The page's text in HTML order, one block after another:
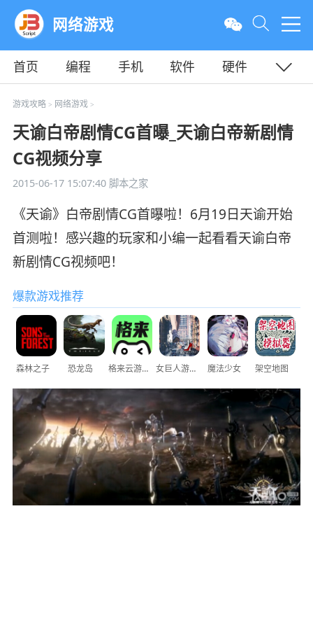
网络游戏
首页 编程 手机 软件
硬件
教程
平面
游戏攻略> 网络游戏>
天谕白帝剧情CG首曝_天谕白帝新剧情
CG视频分享
2015-06-17 15:07:40脚本之家
《天谕》白帝剧情CG首曝啦！6月19日天谕开始
首测啦！感兴趣的玩家和小编一起看看天谕白帝
新剧情CG视频吧！
爆款游戏推荐
森林之子 恐龙岛 格来云游戏 女巨人游乐场 魔法少女 架空地图